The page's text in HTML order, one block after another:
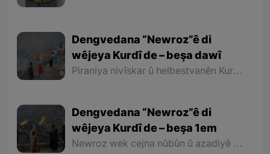
Dengvedana “Newroz”ê di
wêjeya Kurdî de – beşa dawî
Piraniya nivîskar û helbestvanên Kurd di helbest û deqên xwe de behsa Newrozê kirine ku ji ber nebûna derfetê em ê tenê îşareyê bi çend mînak ji helbestên wan bikin. Di dawiyê de ez dixwazim bibêjim ku helbestvanên wek “Muxlîs, Ewnî, Hejar, Zarî, Elî Heseniyanî, Jîla Huseynî, Mihemed Salih Dîlan, Esîrî, Nasir Axabira, Celal Melekşa, Şêrko Bêkes û Ebdulah Paşêw” û hwd, di çend helbestên xwe de behsa Newrozê kirine û bal kişandine ser Kurdistanîbûna Newrozê.
Dengvedana “Newroz”ê di
wêjeya Kurdî de – beşa 1em
Newroz wek cejna nûbûn û azadiyê di wêjeya Kurdî de û li cem helbestvan û nivîskarên Kurd, hertim girîngiya xwe hebûye. Helbestvan û nivîskarên Kurd di helbest û nivîsên xwe de Newroz wek bedewiyek, dergeheke azadiyê û sembola rizgariya netewî bi kar anîne. Ev mijare jî vedigere bo girêdana înkarkirî ya Kurd û Kurdistanê bi Newrozê re.